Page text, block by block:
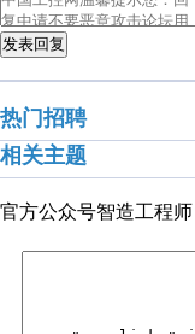
发表回复
热门招聘
相关主题
官方公众号智造工程师